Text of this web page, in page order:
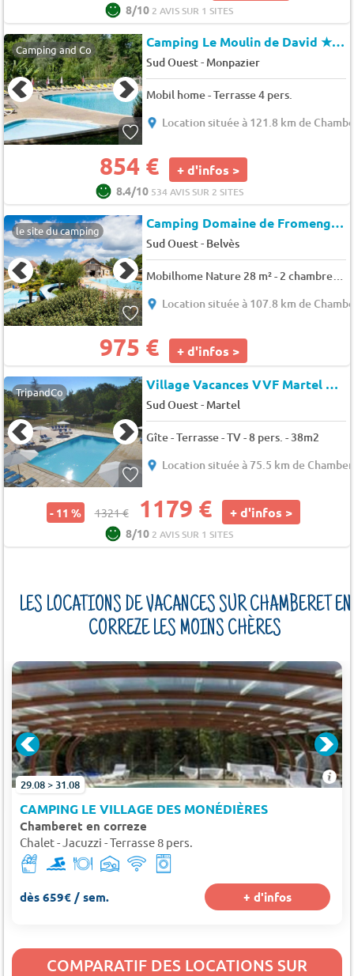
8/10 2 AVIS SUR 1 SITES
Camping and Co Camping Le Moulin de David★★★★
Sud Ouest- Monpazier
Mobil home - Terrasse 4 pers.
Location située à 121.8 km de
854 € + d'infos >
8.4/10 534 AVIS SUR 2 SITES
le site du camping Camping Domaine de Fromengal
Sud Ouest- Belvès
Mobilhome Nature 28 m² - 2 chambres - Terrasse semi-couverte 5 pers.
Location située à 107.8 km de
975 € + d'infos >
TripandCo Village Vacances VVF Martel Gluges
Sud Ouest- Martel
Gîte - Terrasse - TV - 8 pers. - 38m2
Location située à 75.5 km de
- 11 % 1321 € 1179 € + d'infos >
8/10 2 AVIS SUR 1 SITES
LES LOCATIONS DE VACANCES SUR CHAMBERET EN
CORREZE LES MOINS CHÈRES
29.08 > 31.08
CAMPING LE VILLAGE DES MONÉDIÈRES
Chamberet en correze
Chalet - Jacuzzi - Terrasse 8 pers.
dès 659€ / sem. + d'infos
COMPARATIF DES LOCATIONS SUR